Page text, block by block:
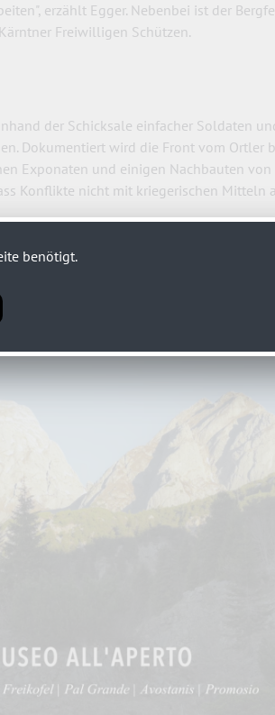
erzählt Egger. Nebenbei ist der
Freiwilligen Schützen.
der Schicksale einfacher Soldaten
Dokumentiert wird die Front vom Ortler
Exponaten und einigen Nachbauten
Konflikte nicht mit kriegerischen Mitteln
benötigt.